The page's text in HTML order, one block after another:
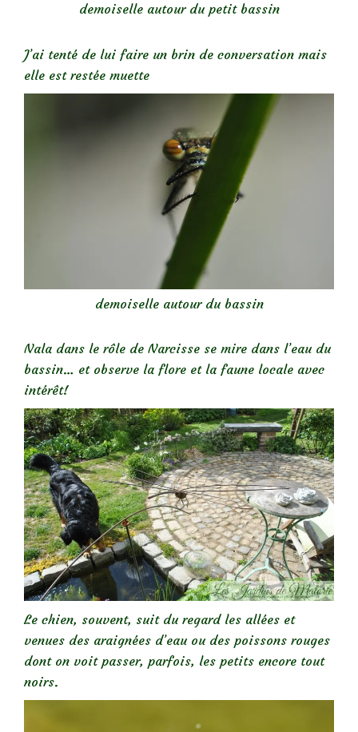
demoiselle autour du petit bassin
J’ai tenté de lui faire un brin de conversation mais
elle est restée muette
demoiselle autour du bassin
Nala dans le rôle de Narcisse se mire dans l’eau du
bassin… et observe la flore et la faune locale avec
intérêt!
Le chien, souvent, suit du regard les allées et
venues des araignées d’eau ou des poissons rouges
dont on voit passer, parfois, les petits encore tout
noirs.